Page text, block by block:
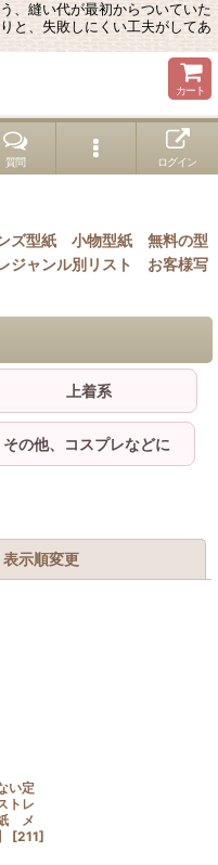
、縫い代が最初からついていた
と、失敗しにくい工夫がしてあ
カート
質問 ログイン
ズ型紙 小物型紙
無料の型
ジャンル別リスト
お客様写
上着系
その他、コスプレなどに
表示順変更
い定
トレ
メ
[211]